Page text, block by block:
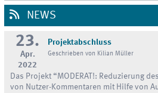
NEWS
23.
Apr.
2022
Projektabschluss
Geschrieben von Kilian Müller
Das Projekt “MODERAT!: Reduzierung
von Nutzer-Kommentaren mit Hilfe von